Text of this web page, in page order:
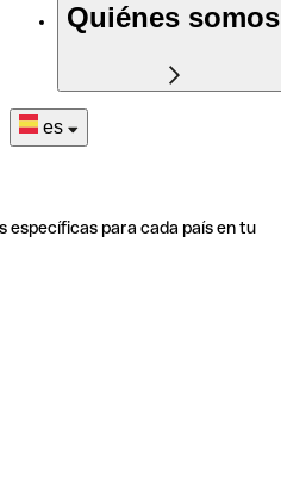
Quiénes somos
es
específicas para cada país en tu